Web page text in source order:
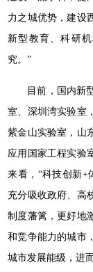
力之城优势，建设
新型教育、科研
究。”
目前，国内新
室、深圳湾实验室
紫金山实验室，山
应用国家工程实验
来看，“科技创新+
充分吸收政府、高
制度藩篱，更好地
和竞争能力的城市
城市发展能级，进